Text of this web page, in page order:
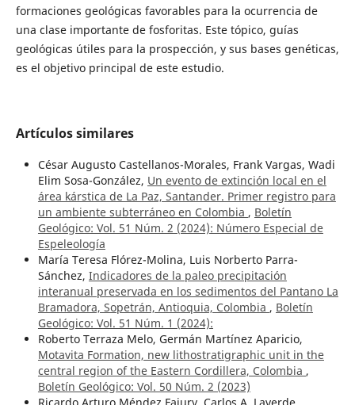
formaciones geológicas favorables para la ocurrencia de
una clase importante de fosforitas. Este tópico, guías
geológicas útiles para la prospección, y sus bases genéticas,
es el objetivo principal de este estudio.
Artículos similares
César Augusto Castellanos-Morales, Frank Vargas, Wadi
Elim Sosa-González, Un evento de extinción local en el
área kárstica de La Paz, Santander. Primer registro para
un ambiente subterráneo en Colombia , Boletín
Geológico: Vol. 51 Núm. 2 (2024): Número Especial de
Espeleología
María Teresa Flórez-Molina, Luis Norberto Parra-
Sánchez, Indicadores de la paleo precipitación
interanual preservada en los sedimentos del Pantano La
Bramadora, Sopetrán, Antioquia, Colombia , Boletín
Geológico: Vol. 51 Núm. 1 (2024):
Roberto Terraza Melo, Germán Martínez Aparicio,
Motavita Formation, new lithostratigraphic unit in the
central region of the Eastern Cordillera, Colombia ,
Boletín Geológico: Vol. 50 Núm. 2 (2023)
Ricardo Arturo Méndez Fajury, Carlos A. Laverde